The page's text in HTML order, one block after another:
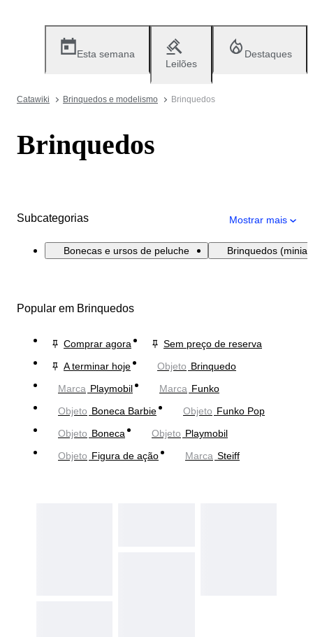
Esta semana
Leilões
Destaques
Catawiki Brinquedos e modelismo Brinquedos
Brinquedos
Subcategorias Mostrar mais
Bonecas e ursos de peluche Brinquedos
Popular em Brinquedos
Comprar agora
Sem preço de reserva
A terminar hoje
Objeto Brinquedo
Marca Playmobil Marca Funko
Objeto Boneca Barbie Objeto Funko Pop
Objeto Boneca Objeto Playmobil
Objeto Figura de ação Marca Steiff